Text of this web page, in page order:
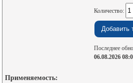
Количество:
Последнее
06.08.2026
Применяемость: